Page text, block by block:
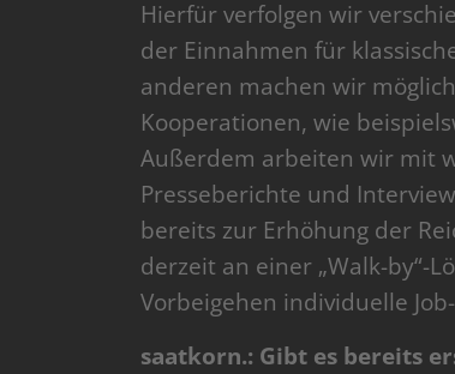
Hierfür verfolgen wir
der Einnahmen für
anderen machen wir
Kooperationen, wie
Außerdem arbeiten wir mit
Presseberichte und
bereits zur Erhöhung der
derzeit an einer „Walk-by“-
Vorbeigehen individuelle
saatkorn.: Gibt es bereits